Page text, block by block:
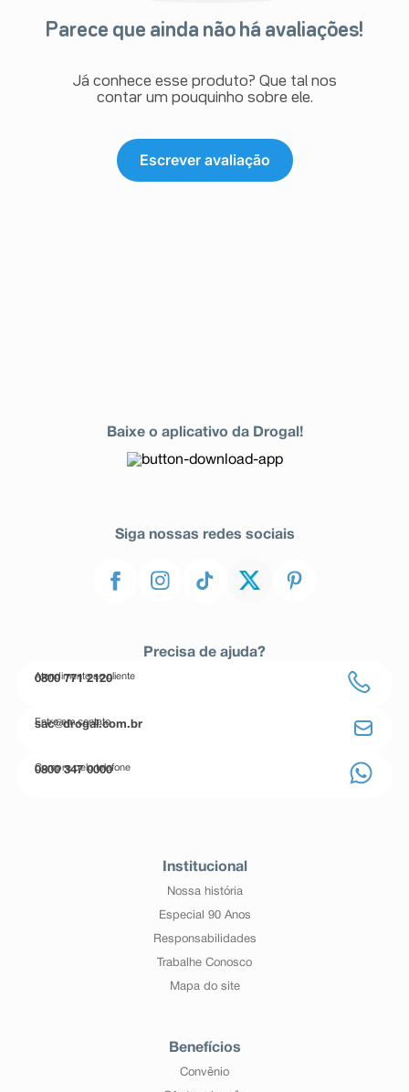
Parece que ainda não há avaliações!
Já conhece esse produto? Que tal nos
contar um pouquinho sobre ele.
Escrever avaliação
Baixe o aplicativo da Drogal!
Siga nossas redes sociais
Precisa de ajuda?
Atendimento ao cliente
0800 771 2120
Entre em contato
sac@drogal.com.br
Compre pelo telefone
0800 347 0000
Institucional
Nossa história
Especial 90 Anos
Responsabilidades
Trabalhe Conosco
Mapa do site
Benefícios
Convênio